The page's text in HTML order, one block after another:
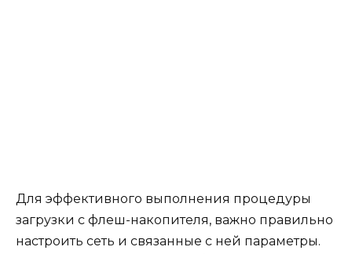
Для эффективного выполнения процедуры
загрузки с флеш-накопителя, важно правильно
настроить сеть и связанные с ней параметры.